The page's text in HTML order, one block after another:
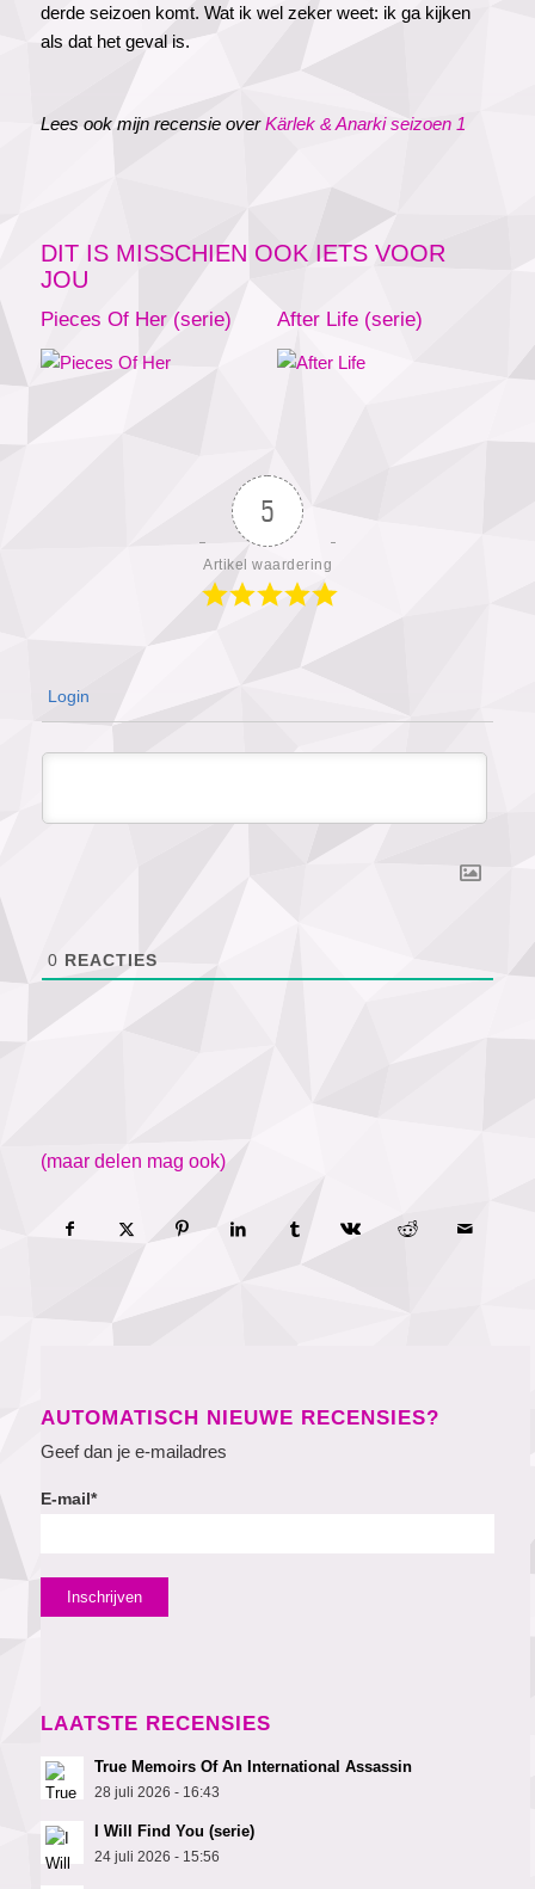
derde seizoen komt. Wat ik wel zeker weet: ik ga kijken
als dat het geval is.
Lees ook mijn recensie overKärlek & Anarki seizoen 1
DIT IS MISSCHIEN OOK IETS VOOR
JOU
Pieces Of Her (serie) After Life (serie)
5
Artikel waardering
Login
0 REACTIES
(maar delen mag ook)
AUTOMATISCH NIEUWE RECENSIES?
Geef dan je e-mailadres
E-mail*
LAATSTE RECENSIES
True Memoirs Of An International Assassin
28 juli 2026 - 16:43
I Will Find You (serie)
24 juli 2026 - 15:56